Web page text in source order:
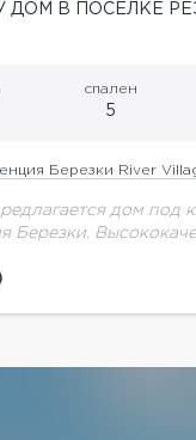
ДОМ В ПОСЕЛКЕ
спален
5
Березки River
дом под
Березки.